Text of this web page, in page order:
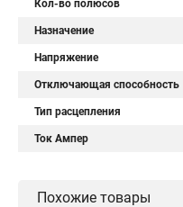
Кол-во полюсов
Назначение
Напряжение
Отключающая способность
Тип расцепления
Ток Ампер
Похожие товары